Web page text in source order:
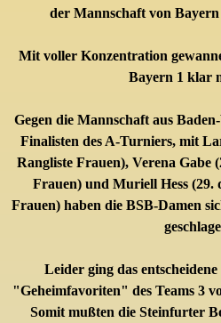
der Mannschaft von Bayern
Mit voller Konzentration
Bayern 1 klar
Gegen die Mannschaft aus
Finalisten des A-Turniers, mit
Rangliste Frauen), Verena Gabe
Frauen) und Muriell Hess (29.
Frauen) haben die BSB-Damen
Leider ging das
"Geheimfavoriten" des Teams 3
Somit mußten die Steinfurter